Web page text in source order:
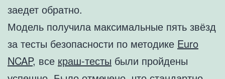
заедет обратно.
Модель получила максимальные пять звёзд
за тесты безопасности по методике Euro
NCAP, все краш-тесты были пройдены